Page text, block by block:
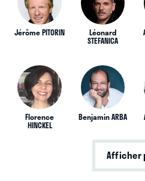
Jérôme PITORIN Léonard
STEFANICA
Florence
HINCKEL
Benjamin ARBA
Afficher